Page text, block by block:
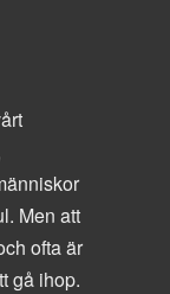
Men att
ofta är
gå ihop.